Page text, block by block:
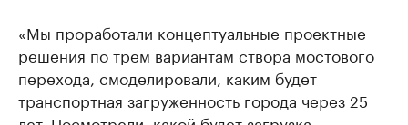
«Мы проработали концептуальные проектные
решения по трем вариантам створа мостового
перехода, смоделировали, каким будет
транспортная загруженность города через 25